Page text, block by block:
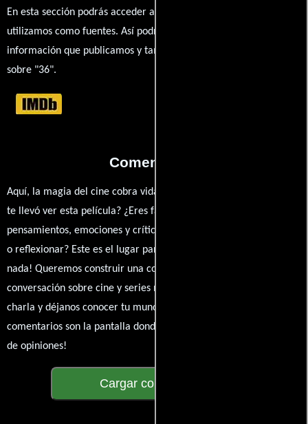
En esta sección podrás acceder a los recursos externos que
utilizamos como fuentes. Así podrás chequear toda la
información que publicamos y también ampliar tu conocimiento
sobre "36".
Comentarios
Aquí, la magia del cine cobra vida a través de tus opiniones. ¿Qué
te llevó ver esta película? ¿Eres fan de? Comparte tus
pensamientos, emociones y críticas sobre 36. ¿Te hizo reír, llorar
o reflexionar? Este es el lugar para expresarlo. ¡No te guardes
nada! Queremos construir una comunidad apasionada donde la
conversación sobre cine y series nunca se detenga. Únete a la
charla y déjanos conocer tu mundo cinematográfico. ¡Los
comentarios son la pantalla donde se proyecta nuestra diversidad
de opiniones!
Cargar comentarios